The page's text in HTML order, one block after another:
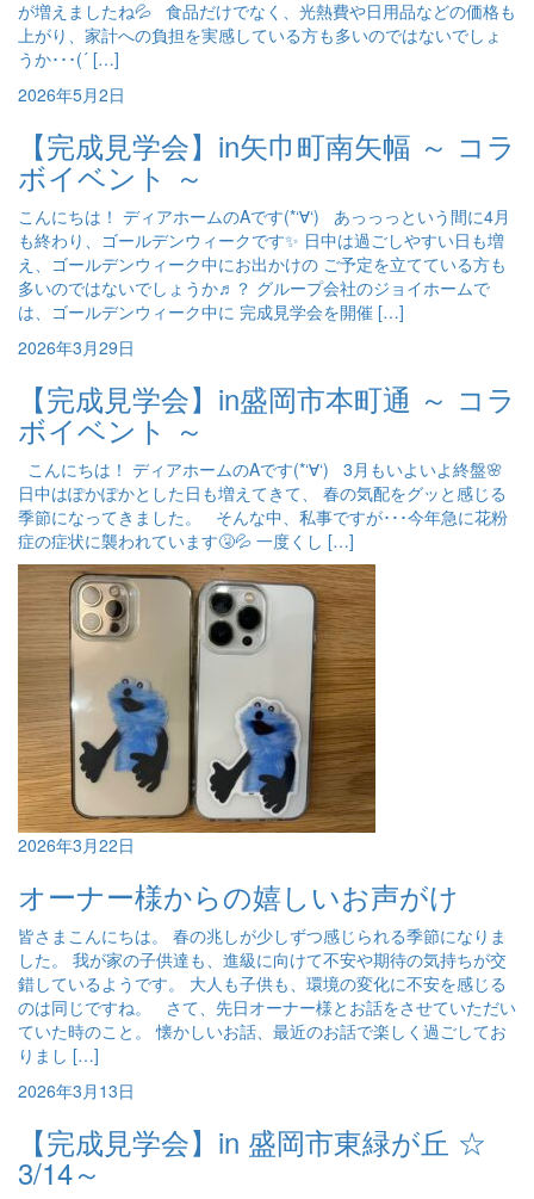
が増えましたね💦 食品だけでなく、光熱費や日用品などの価格も
上がり、家計への負担を実感している方も多いのではないでしょ
うか･･･(´ […]
2026年5月2日
【完成見学会】in矢巾町南矢幅 ～ コラ
ボイベント ～
こんにちは！ ディアホームのAです(*‘∀‘) あっっっという間に4月
も終わり、ゴールデンウィークです✨ 日中は過ごしやすい日も増
え、ゴールデンウィーク中にお出かけの ご予定を立てている方も
多いのではないでしょうか♬？ グループ会社のジョイホームで
は、ゴールデンウィーク中に 完成見学会を開催 […]
2026年3月29日
【完成見学会】in盛岡市本町通 ～ コラ
ボイベント ～
こんにちは！ ディアホームのAです(*‘∀‘) 3月もいよいよ終盤🌸
日中はぽかぽかとした日も増えてきて、 春の気配をグッと感じる
季節になってきました。 そんな中、私事ですが･･･今年急に花粉
症の症状に襲われています🤧💦 一度くし […]
2026年3月22日
オーナー様からの嬉しいお声がけ
皆さまこんにちは。 春の兆しが少しずつ感じられる季節になりま
した。 我が家の子供達も、進級に向けて不安や期待の気持ちが交
錯しているようです。 大人も子供も、環境の変化に不安を感じる
のは同じですね。 さて、先日オーナー様とお話をさせていただい
ていた時のこと。 懐かしいお話、最近のお話で楽しく過ごしてお
りまし […]
2026年3月13日
【完成見学会】in 盛岡市東緑が丘 ☆
3/14～